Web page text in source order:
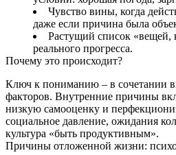
Чувство вины, когда
даже если причина была
Растущий список «вещей,
реального прогресса.
Почему это происходит?
Ключ к пониманию – в сочетании
факторов. Внутренние причины
низкую самооценку и
социальное давление, ожидания
культура «быть продуктивным».
Причины отложенной жизни: